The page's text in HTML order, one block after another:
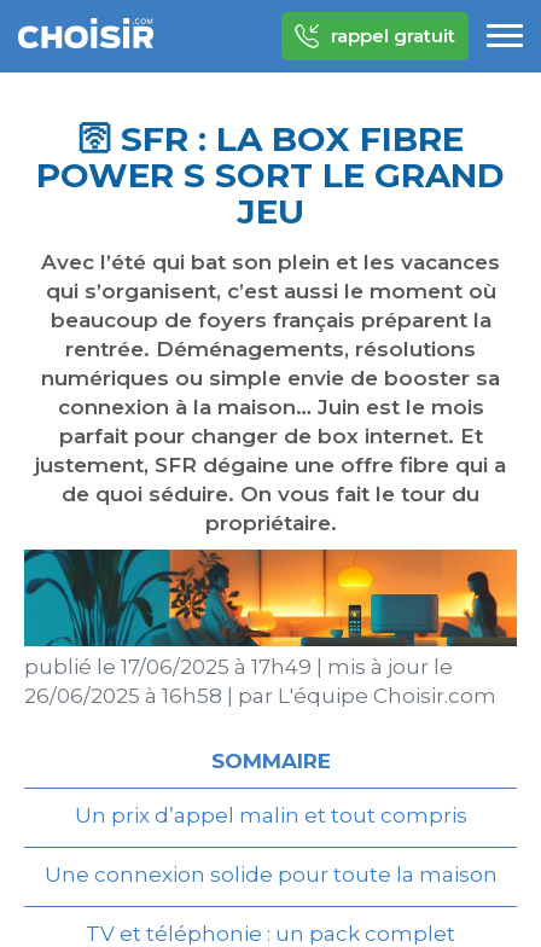
rappel gratuit
🛜 SFR : LA BOX FIBRE
POWER S SORT LE GRAND
JEU
Avec l’été qui bat son plein et les vacances
qui s’organisent, c’est aussi le moment où
beaucoup de foyers français préparent la
rentrée. Déménagements, résolutions
numériques ou simple envie de booster sa
connexion à la maison… Juin est le mois
parfait pour changer de box internet. Et
justement, SFR dégaine une offre fibre qui a
de quoi séduire. On vous fait le tour du
propriétaire.
publié le 17/06/2025 à 17h49
mis à jour le
26/06/2025 à 16h58
par L'équipe Choisir.com
SOMMAIRE
Un prix d’appel malin et tout compris
Une connexion solide pour toute la maison
TV et téléphonie : un pack complet